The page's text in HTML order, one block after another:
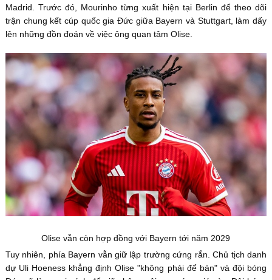
Madrid. Trước đó, Mourinho từng xuất hiện tại Berlin để theo dõi
trận chung kết cúp quốc gia Đức giữa Bayern và Stuttgart, làm dấy
lên những đồn đoán về việc ông quan tâm Olise.
Olise vẫn còn hợp đồng với Bayern tới năm 2029
Tuy nhiên, phía Bayern vẫn giữ lập trường cứng rắn. Chủ tịch danh
dự Uli Hoeness khẳng định Olise "không phải để bán" và đội bóng